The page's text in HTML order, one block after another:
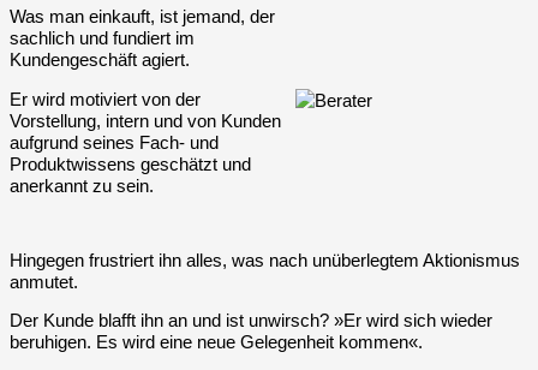
Was man einkauft, ist jemand, der
sachlich und fundiert im
Kundengeschäft agiert.
Er wird motiviert von der
Vorstellung, intern und von Kunden
aufgrund seines Fach- und
Produktwissens geschätzt und
anerkannt zu sein.
Hingegen frustriert ihn alles, was nach unüberlegtem Aktionismus
anmutet.
Der Kunde blafft ihn an und ist unwirsch? »Er wird sich wieder
beruhigen. Es wird eine neue Gelegenheit kommen«.